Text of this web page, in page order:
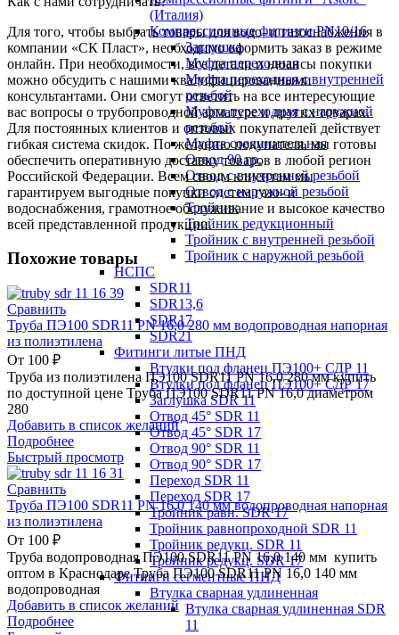
(Италия)
Компрессионные фитинги PN10/16
Заглушка
Муфта переходная
Муфта переходная с внутренней
резьбой
Муфта переходная с наружной
резьбой
Муфта соединительная
Отвод 90 гр.
Отвод с внутренней резьбой
Отвод с наружной резьбой
Тройник
Тройник редукционный
Тройник с внутренней резьбой
Тройник с наружной резьбой
НСПС
SDR11
SDR13,6
SDR17
SDR21
Фитинги литые ПНД
Втулки под фланец ПЭ100+ СДР 11
Втулки под фланец ПЭ100+ СДР 17
Заглушка SDR 11
Отвод 45° SDR 11
Отвод 45° SDR 17
Отвод 90° SDR 11
Отвод 90° SDR 17
Переход SDR 11
Переход SDR 17
Тройник равн. SDR 17
Тройник равнопроходной SDR 11
Тройник редукц. SDR 11
Тройник редукц. SDR 17
Фитинги сегментные ПНД
Втулка сварная удлиненная
Втулка сварная удлиненная SDR
11
Для того, чтобы выбрать товары для водо- и газоснабжения в
компании «СК Пласт», необходимо оформить заказ в режиме
онлайн. При необходимости, все детали и нюансы покупки
можно обсудить с нашими квалифицированными
консультантами. Они смогут ответить на все интересующие
вас вопросы о трубопроводной арматуре и других товарах.
Для постоянных клиентов и оптовых покупателей действует
гибкая система скидок. По желанию покупателя, мы готовы
обеспечить оперативную доставку товаров в любой регион
Российской Федерации. Всем своим клиентам мы
гарантируем выгодные покупки систем газо- и
водоснабжения, грамотное обслуживание и высокое качество
всей представленной продукции.
Похожие товары
Сравнить
Труба ПЭ100 SDR11 PN 16,0 280 мм водопроводная напорная
из полиэтилена
От 100 ₽
Труба из полиэтилена ПЭ100 SDR11 PN 16,0 280 мм купить
по доступной цене Труба ПЭ100 SDR11 PN 16,0 диаметром
280
Добавить в список желаний
Подробнее
Быстрый просмотр
Сравнить
Труба ПЭ100 SDR11 PN 16,0 140 мм водопроводная напорная
из полиэтилена
От 100 ₽
Труба водопроводная ПЭ100 SDR11 PN 16,0 140 мм купить
оптом в Краснодаре Труба ПЭ100 SDR11 PN 16,0 140 мм
водопроводная
Добавить в список желаний
Подробнее